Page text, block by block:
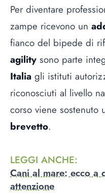
Per diventare
zampe ricevono un
fianco del bipede di
agility sono parte
Italia gli istituti
riconosciuti al livello
corso viene sostenuto
brevetto.
LEGGI ANCHE:
Cani al mare: ecco a
attenzione